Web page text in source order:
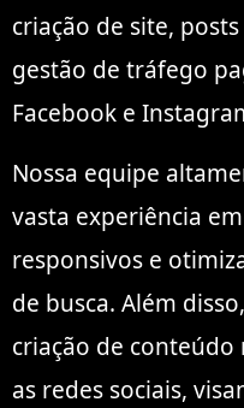
criação de site,
gestão de tráfego
Facebook e
Nossa equipe
vasta experiência
responsivos e
de busca. Além
criação de
as redes sociais,